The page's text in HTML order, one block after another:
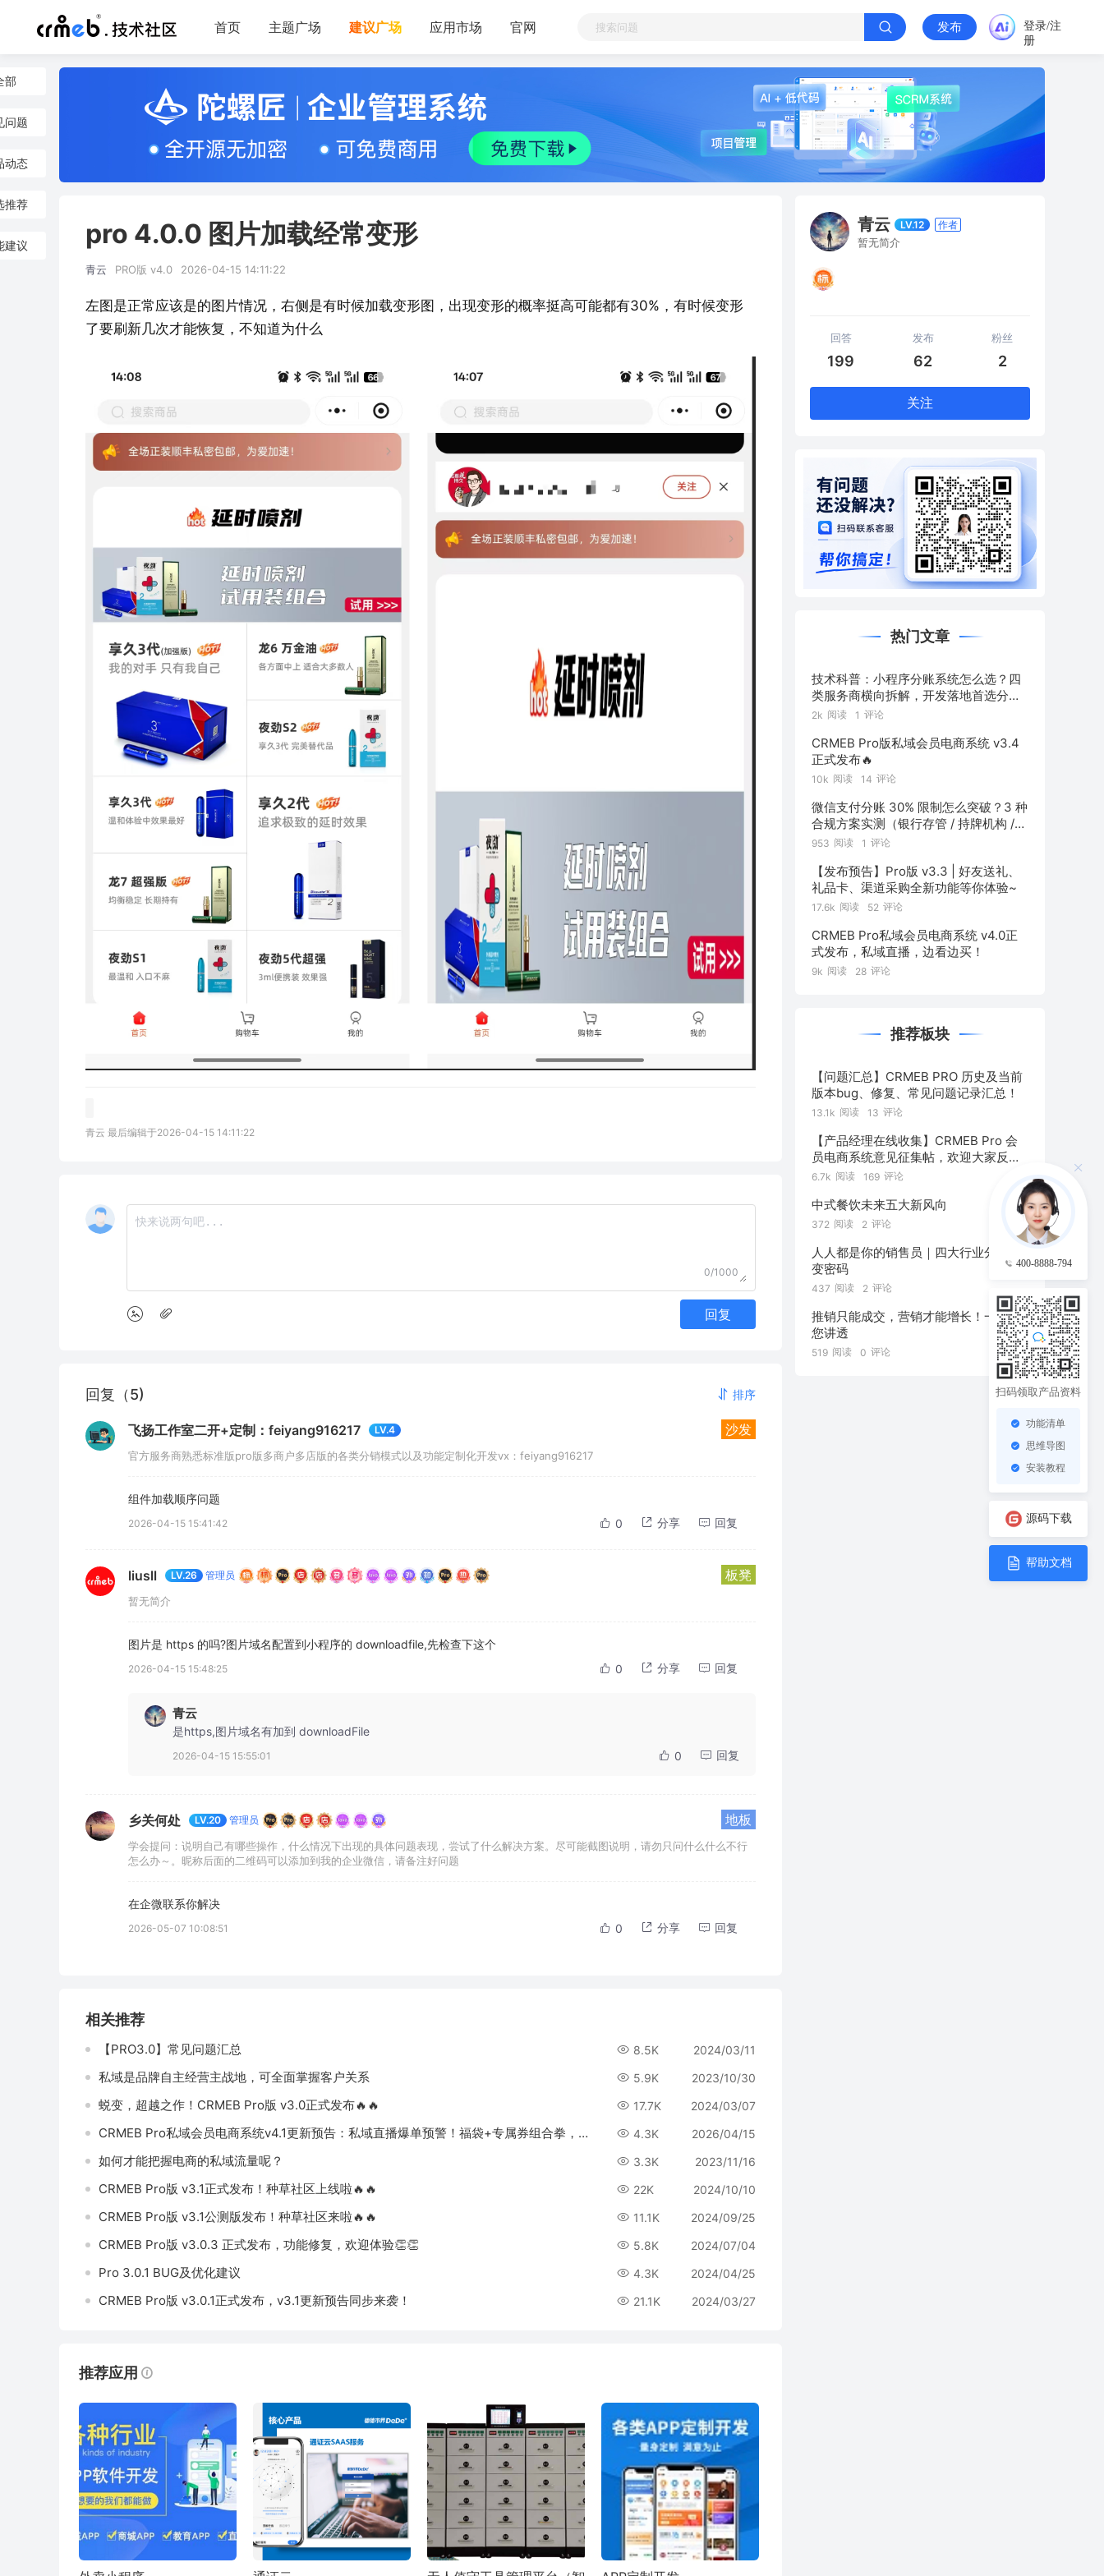
首页 主题广场 建议广场 应用市场 官网 发布
登录/注
册
部
问题
动态
推荐
建议 pro 4.0.0 图片加载经常变形
青云 PRO版 v4.0 2026-04-15 14:11:22
左图是正常应该是的图片情况，右侧是有时候加载变形图，出现变形的概率挺高可能都有30%，有时候变形
了要刷新几次才能恢复，不知道为什么
青云 最后编辑于2026-04-15 14:11:22
0/1000
回复
回复（5) 排序
飞扬工作室二开+定制：feiyang916217 LV.4 沙发
官方服务商熟悉标准版pro版多商户多店版的各类分销模式以及功能定制化开发vx：feiyang916217
组件加载顺序问题
2026-04-15 15:41:42 0 分享 回复
liusll LV.26 管理员 板凳
暂无简介
图片是 https 的吗?图片域名配置到小程序的 downloadfile,先检查下这个
2026-04-15 15:48:25 0 分享 回复
青云
是https,图片域名有加到 downloadFile
2026-04-15 15:55:01 0 回复
乡关何处 LV.20 管理员 地板
学会提问：说明自己有哪些操作，什么情况下出现的具体问题表现，尝试了什么解决方案。尽可能截图说明，请勿只问什么什么不行
怎么办～。昵称后面的二维码可以添加到我的企业微信，请备注好问题
在企微联系你解决
2026-05-07 10:08:51 0 分享 回复
相关推荐
【PRO3.0】常见问题汇总 8.5K 2024/03/11
私域是品牌自主经营主战地，可全面掌握客户关系 5.9K 2023/10/30
蜕变，超越之作！CRMEB Pro版 v3.0正式发布🔥🔥 17.7K 2024/03/07
CRMEB Pro私域会员电商系统v4.1更新预告：私域直播爆单预警！福袋+专属券组合拳，留人促单效果翻倍！ 4.3K 2026/04/15
如何才能把握电商的私域流量呢？ 3.3K 2023/11/16
CRMEB Pro版 v3.1正式发布！种草社区上线啦🔥🔥 22K 2024/10/10
CRMEB Pro版 v3.1公测版发布！种草社区来啦🔥🔥 11.1K 2024/09/25
CRMEB Pro版 v3.0.3 正式发布，功能修复，欢迎体验👏👏 5.8K 2024/07/04
Pro 3.0.1 BUG及优化建议 4.3K 2024/04/25
CRMEB Pro版 v3.0.1正式发布，v3.1更新预告同步来袭！ 21.1K 2024/03/27
推荐应用
青云 LV.12 作者
暂无简介
回答
199
发布
62
粉丝
2
关注
热门文章
技术科普：小程序分账系统怎么选？四
类服务商横向拆解，开发落地首选分账
链
2k 阅读 1 评论
CRMEB Pro版私域会员电商系统 v3.4
正式发布🔥
10k 阅读 14 评论
微信支付分账 30% 限制怎么突破？3 种
合规方案实测（银行存管 / 持牌机构 /
混合通道对比）
953 阅读 1 评论
【发布预告】Pro版 v3.3 | 好友送礼、
礼品卡、渠道采购全新功能等你体验~
17.6k 阅读 52 评论
CRMEB Pro私域会员电商系统 v4.0正
式发布，私域直播，边看边买！
9k 阅读 28 评论
推荐板块
【问题汇总】CRMEB PRO 历史及当前
版本bug、修复、常见问题记录汇总！
13.1k 阅读 13 评论
【产品经理在线收集】CRMEB Pro 会
员电商系统意见征集帖，欢迎大家反
馈！
6.7k 阅读 169 评论
中式餐饮未来五大新风向
372 阅读 2 评论
人人都是你的销售员｜四大行业分销裂
变密码
437 阅读 2 评论
推销只能成交，营销才能增长！一篇给
您讲透
519 阅读 0 评论
400-8888-794
扫码领取产品资料
功能清单
思维导图
安装教程
源码下载
帮助文档